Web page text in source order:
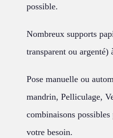
possible.
Nombreux supports
transparent ou argenté)
Pose manuelle ou
mandrin, Pelliculage,
combinaisons
votre besoin.